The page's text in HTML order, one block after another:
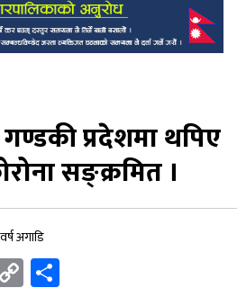
प्रदेशमा थपिए
सङ्क्रमित ।
अगाडि
Copy